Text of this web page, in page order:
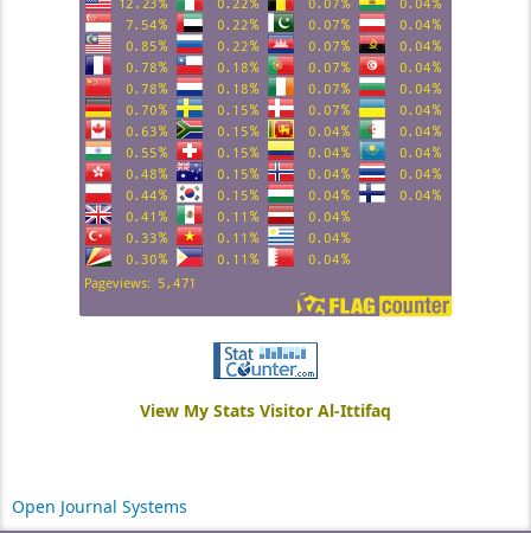
View My Stats Visitor Al-Ittifaq
Open Journal Systems